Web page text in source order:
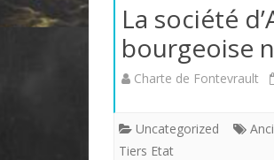
La société
bourgeoise
Charte de Fontevrault
Uncategorized
Tiers Etat